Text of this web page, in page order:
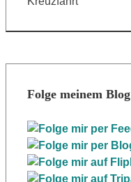
Folge meinem Blog